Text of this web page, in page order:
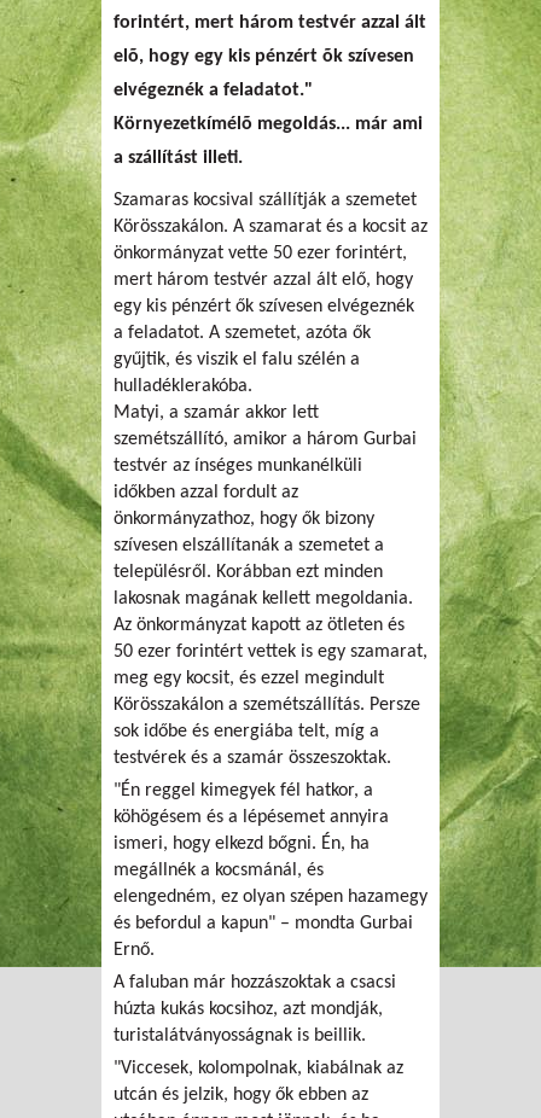
forintért, mert három testvér azzal ált
elõ, hogy egy kis pénzért õk szívesen
elvégeznék a feladatot."
Környezetkímélõ megoldás... már ami
a szállítást illeti.
Szamaras kocsival szállítják a szemetet
Körösszakálon. A szamarat és a kocsit az
önkormányzat vette 50 ezer forintért,
mert három testvér azzal ált elő, hogy
egy kis pénzért ők szívesen elvégeznék
a feladatot. A szemetet, azóta ők
gyűjtik, és viszik el falu szélén a
hulladéklerakóba.
Matyi, a szamár akkor lett
szemétszállító, amikor a három Gurbai
testvér az ínséges munkanélküli
időkben azzal fordult az
önkormányzathoz, hogy ők bizony
szívesen elszállítanák a szemetet a
településről. Korábban ezt minden
lakosnak magának kellett megoldania.
Az önkormányzat kapott az ötleten és
50 ezer forintért vettek is egy szamarat,
meg egy kocsit, és ezzel megindult
Körösszakálon a szemétszállítás. Persze
sok időbe és energiába telt, míg a
testvérek és a szamár összeszoktak.
"Én reggel kimegyek fél hatkor, a
köhögésem és a lépésemet annyira
ismeri, hogy elkezd bőgni. Én, ha
megállnék a kocsmánál, és
elengedném, ez olyan szépen hazamegy
és befordul a kapun" – mondta Gurbai
Ernő.
A faluban már hozzászoktak a csacsi
húzta kukás kocsihoz, azt mondják,
turistalátványosságnak is beillik.
"Viccesek, kolompolnak, kiabálnak az
utcán és jelzik, hogy ők ebben az